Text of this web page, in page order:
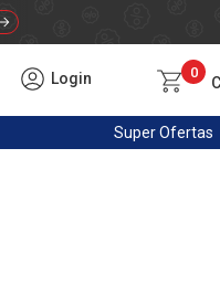
Login 0
SuperOfertas